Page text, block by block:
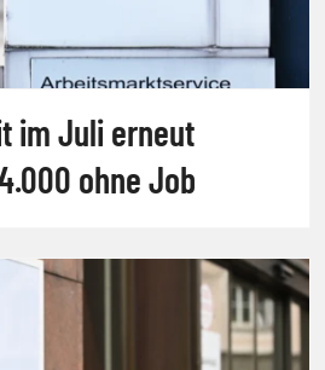
im Juli erneut
ohne Job